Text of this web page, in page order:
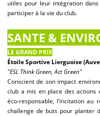
utiles pour leur intégration
participer à la vie du club.
SANTE &
LE GRAND PRIX
Étoile Sportive Lierguoise
"ESL Think Green, Act Green"
Conscient de son impact
club a mis en place des actions
éco-responsable, l’incitation
challenge de buts pour planter